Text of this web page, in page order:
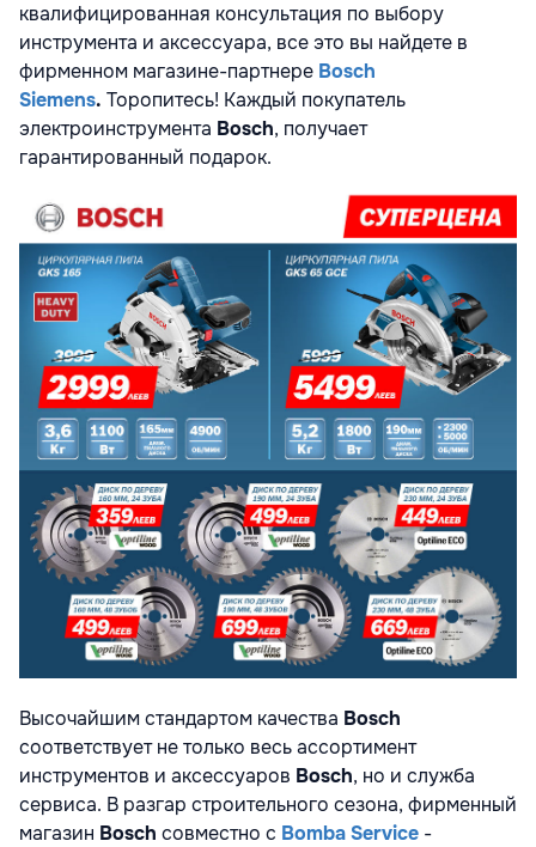
квалифицированная консультация по выбору
инструмента и аксессуара, все это вы найдете в
фирменном магазине-партнере Bosch
Siemens. Торопитесь! Каждый покупатель
электроинструмента Bosch, получает
гарантированный подарок.
Высочайшим стандартом качества Bosch
соответствует не только весь ассортимент
инструментов и аксессуаров Bosch, но и служба
сервиса. В разгар строительного сезона, фирменный
магазин Bosch совместно с Bomba Service -